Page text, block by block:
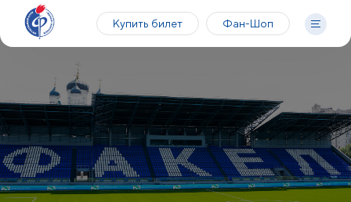
Купить билет Фан-Шоп